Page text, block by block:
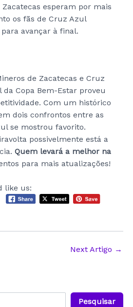
esperam por mais
os fãs de Cruz Azul
avançar à final.
de Zacatecas e Cruz
Copa Bem-Estar proveu
Com um histórico
dois confrontos entre as
se mostrou favorito.
possivelmente está a
Quem levará a melhor na
para mais atualizações!
like us:
Next Artigo →
Pesquisar